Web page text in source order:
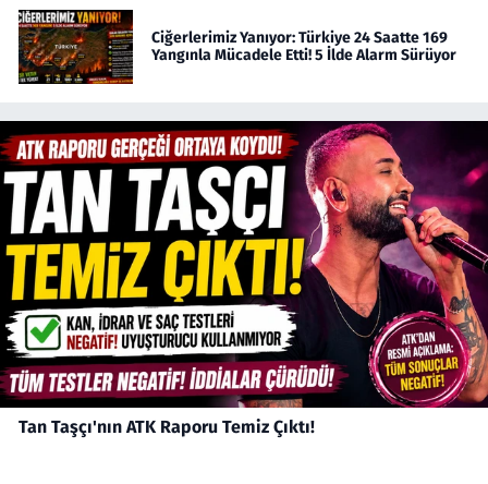
Ciğerlerimiz Yanıyor: Türkiye 24 Saatte 169
Yangınla Mücadele Etti! 5 İlde Alarm Sürüyor
Tan Taşçı'nın ATK Raporu Temiz Çıktı!